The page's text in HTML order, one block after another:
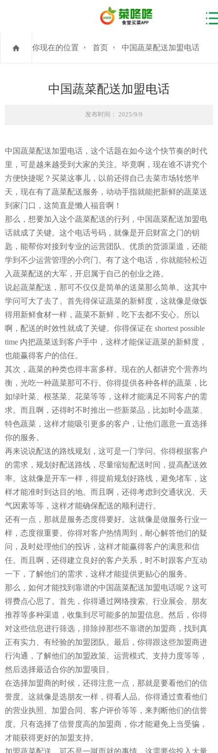
你现在的位置 首页 中国蔬菜配送加盟电话
中国蔬菜配送加盟电话
发布时间： 2025/9/9
中国蔬菜配送加盟电话，这个话题在如今这个快节奏的时代
里，可是越来越受到大家的关注。毕竟啊，现在谁不讲究个
方便快捷呢？买菜这事儿，以前还得自己去菜市场转悠半
天，现在有了蔬菜配送服务，动动手指就能把新鲜的蔬菜送
到家门口，这简直是懒人福音啊！
那么，想要加入这个蔬菜配送的行列，中国蔬菜配送加盟电
话就成了关键。这个电话号码，就像是开启财富之门的钥
匙，能帮你对接到专业的运营团队、优质的货源渠道，还能
学到不少运营管理的小窍门。有了这个电话，你就能轻松迈
入蔬菜配送的大军，开启属于自己的创业之路。
说起蔬菜配送，那可不仅仅是简单的送菜那么简单。这其中
学问可大了去了。首先得保证蔬菜的新鲜度，这就像是做饭
得用新鲜食材一样，蔬菜不新鲜，吃下去都不安心。所以
啊，配送的时效性就成了关键。你得保证在 shortest possible
time 内把蔬菜送到客户手中，这样才能保证蔬菜的新鲜度，
也能赢得客户的信任。
其次，蔬菜的种类也得丰富多样。现在的人都讲究个营养均
衡，光吃一种蔬菜那可不行。你得提供各种各样的蔬菜，比
如绿叶菜、根茎菜、花菜等等，这样才能满足不同客户的需
求。而且啊，还得时不时推出一些新菜品，比如时令蔬菜、
特色蔬菜，这样才能吸引更多的客户，让他们愿意一直选择
你的服务。
再来说说配送的路线规划，这可是一门学问。你得根据客户
的需求，规划好配送路线，尽量缩短配送时间，提高配送效
率。这就像是开车一样，得提前规划好路线，避免堵车，这
样才能准时到达目的地。而且啊，还得考虑到交通状况、天
气因素等等，这样才能确保配送的顺利进行。
还有一点，那就是服务态度得要好。这就像是做服务行业一
样，态度很重要。你得对客户热情周到，耐心解答他们的疑
问，及时处理他们的投诉，这样才能赢得客户的满意和信
任。而且啊，还得建立良好的客户关系，时不时跟客户互动
一下，了解他们的需求，这样才能提供更贴心的服务。
那么，如何才能找到靠谱的中国蔬菜配送加盟电话呢？这可
得费点心思了。首先，你得通过网络搜索、行业展会、朋友
推荐等多种渠道，收集到尽可能多的加盟信息。然后，你得
对这些信息进行筛选，排除掉那些不靠谱的加盟商，找到真
正有实力、有经验的加盟团队。最后，你得跟这些加盟商进
行沟通，了解他们的加盟政策、运营模式、支持力度等等，
然后选择最适合你的加盟项目。
在选择加盟商的时候，还得注意一点，那就是要看他们的信
誉度。这就像是选朋友一样，得看人品。你得通过查看他们
的营业执照、加盟合同、客户评价等等，来判断他们的信誉
度。只有选择了信誉度高的加盟商，你才能避免上当受骗，
才能获得更好的加盟支持。
加盟蔬菜配送，可不是一蹴而就的事情，这需要你投入大量